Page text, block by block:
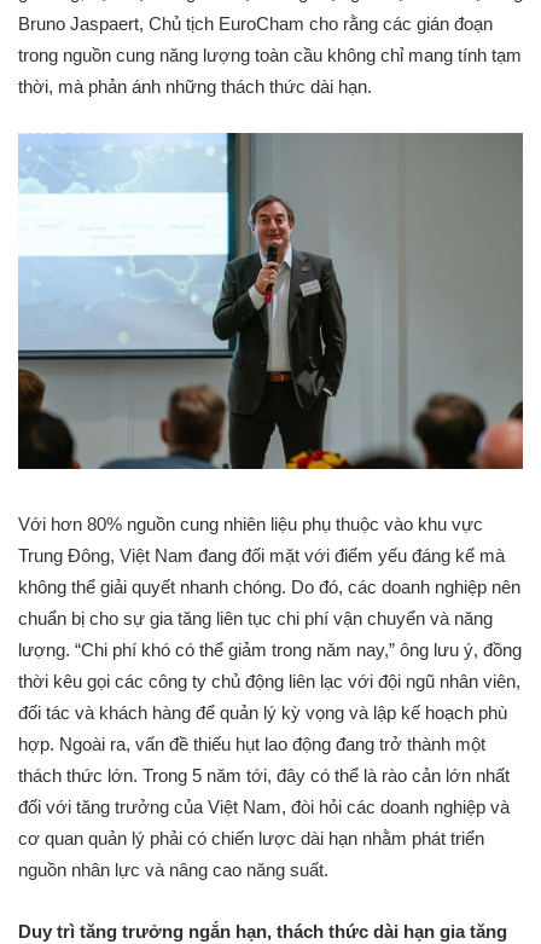
Bruno Jaspaert, Chủ tịch EuroCham cho rằng các gián đoạn
trong nguồn cung năng lượng toàn cầu không chỉ mang tính tạm
thời, mà phản ánh những thách thức dài hạn.
Với hơn 80% nguồn cung nhiên liệu phụ thuộc vào khu vực
Trung Đông, Việt Nam đang đối mặt với điểm yếu đáng kể mà
không thể giải quyết nhanh chóng. Do đó, các doanh nghiệp nên
chuẩn bị cho sự gia tăng liên tục chi phí vận chuyển và năng
lượng. “Chi phí khó có thể giảm trong năm nay,” ông lưu ý, đồng
thời kêu gọi các công ty chủ động liên lạc với đội ngũ nhân viên,
đối tác và khách hàng để quản lý kỳ vọng và lập kế hoạch phù
hợp. Ngoài ra, vấn đề thiếu hụt lao động đang trở thành một
thách thức lớn. Trong 5 năm tới, đây có thể là rào cản lớn nhất
đối với tăng trưởng của Việt Nam, đòi hỏi các doanh nghiệp và
cơ quan quản lý phải có chiến lược dài hạn nhằm phát triển
nguồn nhân lực và nâng cao năng suất.
Duy trì tăng trưởng ngắn hạn, thách thức dài hạn gia tăng